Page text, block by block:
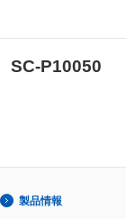
SC-P10050
製品情報